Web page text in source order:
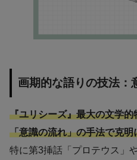
画期的な語りの技法：
『ユリシーズ』最大の文学
「意識の流れ」の手法で克明
特に第3挿話「プロテウス」